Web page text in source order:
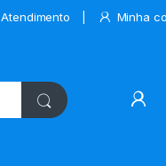
Atendimento Minha